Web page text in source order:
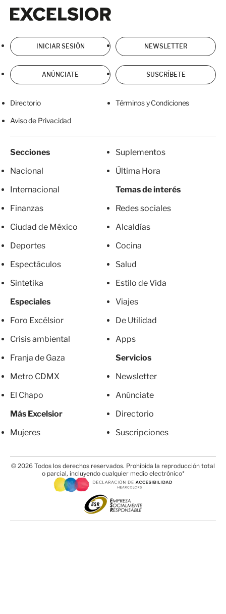
INICIAR SESIÓN NEWSLETTER
ANÚNCIATE SUSCRÍBETE
Directorio Términos y Condiciones
Aviso de Privacidad
Secciones
Nacional
Internacional
Finanzas
Ciudad de México
Deportes
Espectáculos
Sintetika
Especiales
Foro Excélsior
Crisis ambiental
Franja de Gaza
Metro CDMX
El Chapo
Más Excelsior
Mujeres
Suplementos
Última Hora
Temas de interés
Redes sociales
Alcaldías
Cocina
Salud
Estilo de Vida
Viajes
De Utilidad
Apps
Servicios
Newsletter
Anúnciate
Directorio
Suscripciones
© 2026 Todos los derechos reservados. Prohibida la reproducción total
o parcial, incluyendo cualquier medio electrónico*